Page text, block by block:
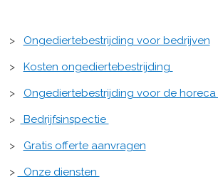
> Ongediertebestrijding voor bedrijven
> Kosten ongediertebestrijding
> Ongediertebestrijding voor de horeca
> Bedrijfsinspectie
> Gratis offerte aanvragen
> Onze diensten